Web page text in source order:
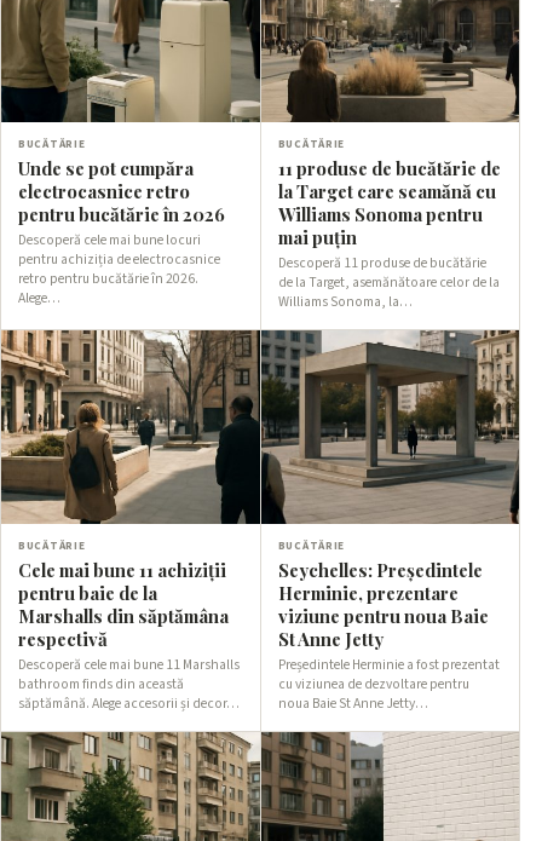
BUCĂTĂRIE
Unde se pot cumpăra
electrocasnice retro
pentru bucătărie în 2026
Descoperă cele mai bune locuri
pentru achiziția de electrocasnice
retro pentru bucătărie în 2026.
Alege…
BUCĂTĂRIE
11 produse de bucătărie de
la Target care seamănă cu
Williams Sonoma pentru
mai puțin
Descoperă 11 produse de bucătărie
de la Target, asemănătoare celor de la
Williams Sonoma, la…
BUCĂTĂRIE
Cele mai bune 11 achiziții
pentru baie de la
Marshalls din săptămâna
respectivă
Descoperă cele mai bune 11 Marshalls
bathroom finds din această
săptămână. Alege accesorii și decor…
BUCĂTĂRIE
Seychelles: Președintele
Herminie, prezentare
viziune pentru noua Baie
St Anne Jetty
Președintele Herminie a fost prezentat
cu viziunea de dezvoltare pentru
noua Baie St Anne Jetty…